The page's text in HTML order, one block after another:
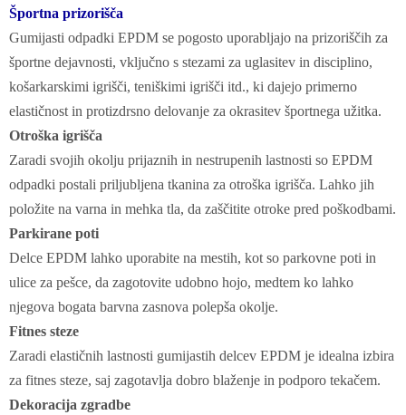
Športna prizorišča
Gumijasti odpadki EPDM se pogosto uporabljajo na prizoriščih za
športne dejavnosti, vključno s stezami za uglasitev in disciplino,
košarkarskimi igrišči, teniškimi igrišči itd., ki dajejo primerno
elastičnost in protizdrsno delovanje za okrasitev športnega užitka.
Otroška igrišča
Zaradi svojih okolju prijaznih in nestrupenih lastnosti so EPDM
odpadki postali priljubljena tkanina za otroška igrišča. Lahko jih
položite na varna in mehka tla, da zaščitite otroke pred poškodbami.
Parkirane poti
Delce EPDM lahko uporabite na mestih, kot so parkovne poti in
ulice za pešce, da zagotovite udobno hojo, medtem ko lahko
njegova bogata barvna zasnova polepša okolje.
Fitnes steze
Zaradi elastičnih lastnosti gumijastih delcev EPDM je idealna izbira
za fitnes steze, saj zagotavlja dobro blaženje in podporo tekačem.
Dekoracija zgradbe